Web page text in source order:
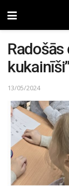
Radošās
13/05/2024